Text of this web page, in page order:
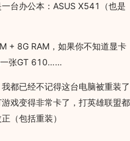
台办公本：ASUS X541（也是
+ 8G RAM，如果你不知道显卡
一张GT 610……
都已经不记得这台电脑被重装了
戏变得非常卡了，打英雄联盟都
（包括重装）